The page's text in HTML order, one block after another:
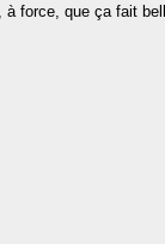
à force, que ça fait